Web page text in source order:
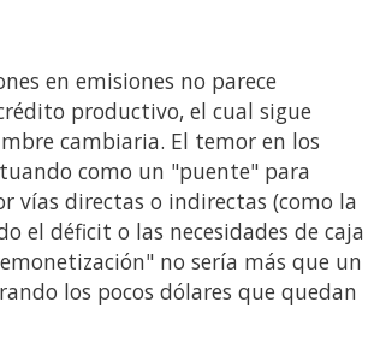
en emisiones no parece
productivo, el cual sigue
cambiaria. El temor en los
como un "puente" para
vías directas o indirectas (como la
el déficit o las necesidades de caja
no sería más que un
los pocos dólares que quedan